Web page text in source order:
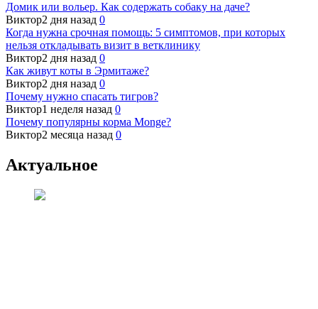
Домик или вольер. Как содержать собаку на даче?
Виктор2 дня назад 0
Когда нужна срочная помощь: 5 симптомов, при которых
нельзя откладывать визит в ветклинику
Виктор2 дня назад 0
Как живут коты в Эрмитаже?
Виктор2 дня назад 0
Почему нужно спасать тигров?
Виктор1 неделя назад 0
Почему популярны корма Monge?
Виктор2 месяца назад 0
Актуальное